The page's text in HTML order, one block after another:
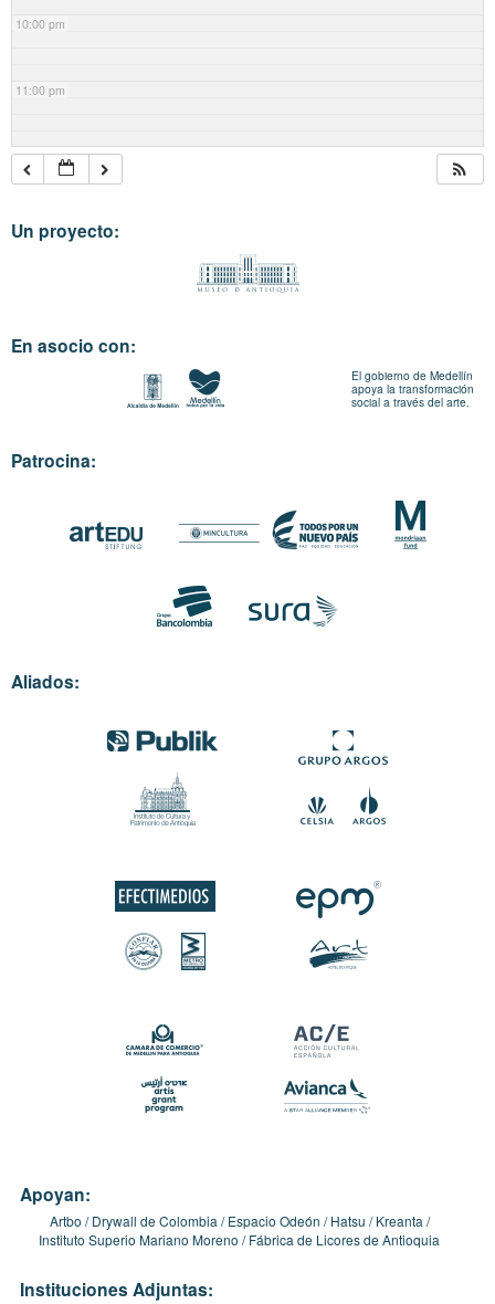
10:00 pm
11:00 pm
Un proyecto:
En asocio con:
El gobierno de Medellín
apoya la transformación
social a través del arte.
Patrocina:
Aliados:
Apoyan:
Artbo Drywall de Colombia Espacio Odeón Hatsu
Kreanta
Instituto Superio Mariano Moreno
Fábrica de Licores de Antioquia
Instituciones Adjuntas: